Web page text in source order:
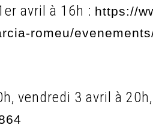
avril à 16h : https://
romeu/
vendredi 3 avril à